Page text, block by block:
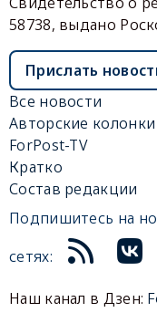
58738, выдано
Прислать
Все новости
Авторские колонки
ForPost-TV
Кратко
Состав редакции
Подпишитесь на
сетях:
Наш канал в Дзен: